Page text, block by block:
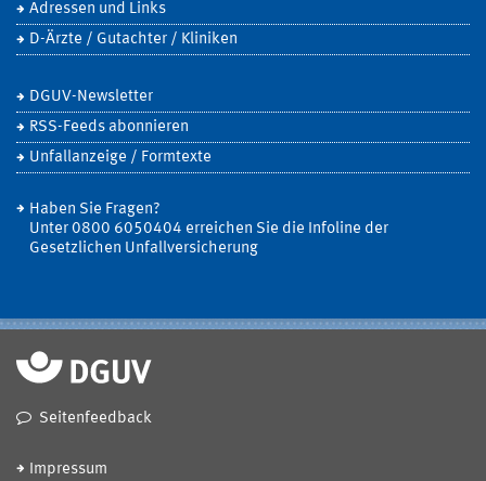
Adressen und Links
D-Ärzte / Gutachter / Kliniken
DGUV-Newsletter
RSS-Feeds abonnieren
Unfallanzeige / Formtexte
Haben Sie Fragen?
Unter 0800 6050404 erreichen Sie die Infoline der
Gesetzlichen Unfallversicherung
Seitenfeedback
Impressum